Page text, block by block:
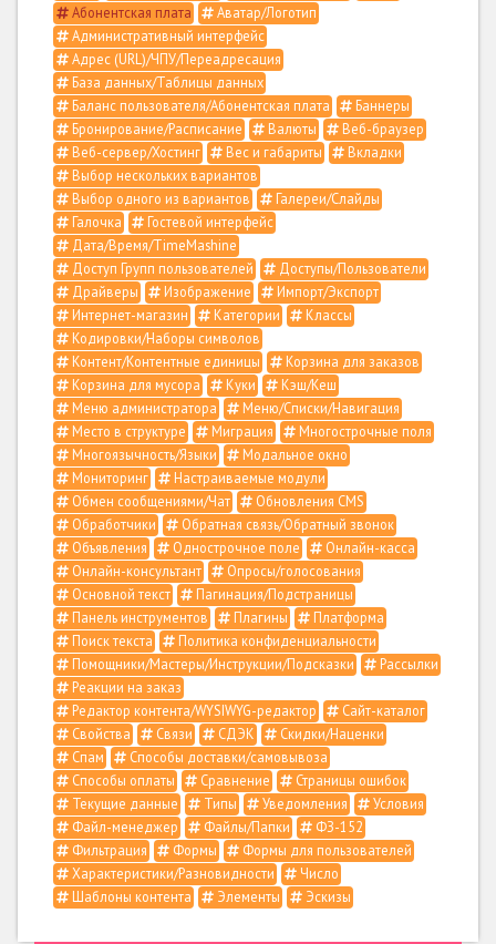
Абонентская плата
Аватар/Логотип
Административный интерфейс
Адрес (URL)/ЧПУ/Переадресация
База данных/Таблицы данных
Баланс пользователя/Абонентская плата
Баннеры
Бронирование/Расписание
Валюты
Веб-браузер
Веб-сервер/Хостинг
Вес и габариты
Вкладки
Выбор нескольких вариантов
Выбор одного из вариантов
Галереи/Слайды
Галочка
Гостевой интерфейс
Дата/Время/TimeMashine
Доступ Групп пользователей
Доступы/Пользователи
Драйверы
Изображение
Импорт/Экспорт
Интернет-магазин
Категории
Классы
Кодировки/Наборы символов
Контент/Контентные единицы
Корзина для заказов
Корзина для мусора
Куки
Кэш/Кеш
Меню администратора
Меню/Списки/Навигация
Место в структуре
Миграция
Многострочные поля
Многоязычность/Языки
Модальное окно
Мониторинг
Настраиваемые модули
Обмен сообщениями/Чат
Обновления CMS
Обработчики
Обратная связь/Обратный звонок
Объявления
Однострочное поле
Онлайн-касса
Онлайн-консультант
Опросы/голосования
Основной текст
Пагинация/Подстраницы
Панель инструментов
Плагины
Платформа
Поиск текста
Политика конфиденциальности
Помощники/Мастеры/Инструкции/Подсказки
Рассылки
Реакции на заказ
Редактор контента/WYSIWYG-редактор
Сайт-каталог
Свойства
Связи СДЭК
Скидки/Наценки
Спам
Способы доставки/самовывоза
Способы оплаты
Сравнение
Страницы ошибок
Текущие данные
Типы Уведомления
Условия
Файл-менеджер
Файлы/Папки
ФЗ-152
Фильтрация
Формы
Формы для пользователей
Характеристики/Разновидности
Число
Шаблоны контента
Элементы Эскизы